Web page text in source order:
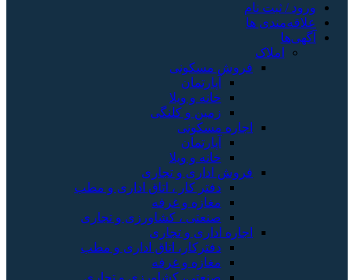
ورود / ثبت نام
علاقه‌مندی ها
آگهی‌ها
املاک
فروش مسکونی
آپارتمان
خانه و ویلا
زمین و کلنگی
اجاره مسکونی
آپارتمان
خانه و ویلا
فروش اداری و تجاری
دفتر کار ، اتاق اداری و مطب
مغازه و غرفه
صنعتی ، کشاورزی و تجاری
اجاره اداری و تجاری
دفترکار، اتاق اداری و مطب
مغازه و غرفه